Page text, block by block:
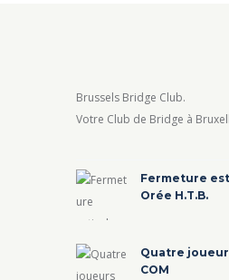
Brussels Bridge Club.
Votre Club de Bridge à
Fermeture
Orée H.T.B.
Quatre
COM